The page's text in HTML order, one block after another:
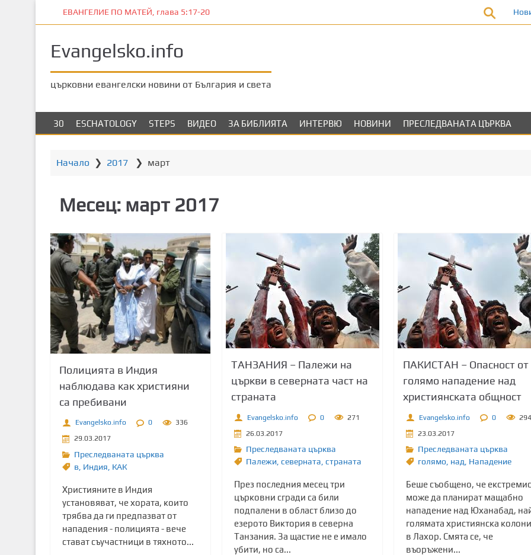
к
ЕВАНГЕЛИЕ ПО МАТЕЙ, глава 5:17-20
Evangelsko.info
църковни евангелски новини от България и света
30 ESCHATOLOGY STEPS ВИДЕО ЗА БИБЛИЯТА ИНТЕРВЮ НОВИНИ ПРЕСЛЕДВАНАТА ЦЪРКВА
Начало ❯ 2017❯ март
Месец: март 2017
Полицията в Индия
наблюдава как християни
са пребивани
Evangelsko.info 0
336
29.03.2017
Преследваната църква
в, Индия КАК
Християните в Индия
установяват, че хората, които
трябва да ги предпазват от
нападения - полицията - вече
стават съучастници в тяхното...
ТАНЗАНИЯ – Палежи на
църкви в северната част на
страната
Evangelsko.info 0
271
26.03.2017
Преследваната църква
Палежи, северната страната
През последния месец три
църковни сгради са били
подпалени в област близо до
езерото Виктория в северна
Танзания. За щастие не е имало
убити, но са...
ПАКИСТАН – Опасност от
голямо нападение над
християнската общност
Evangelsko.info 0
294
23.03.2017
Преследваната църква
голямо над Нападение
Беше съобщено, че
може да планират мащабно
нападение над Юханабад,
голямата християнска
в Лахор. Смята се, че
въоръжени...